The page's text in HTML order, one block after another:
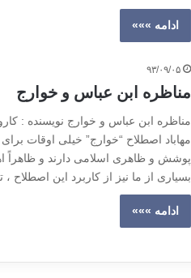
ادامه »»»
۹۳/۰۹/۰۵
مناظره ابن عباس و خوارج
مناظره ابن عباس و خوارج نویسنده :
مهاباد اصطلاح “خوارج” خیلی اوقات
پوشش و ظاهری اسلامی دارند و ظاهراً
بسیاری از ما نیز از کاربرد این اصطلاح
ادامه »»»